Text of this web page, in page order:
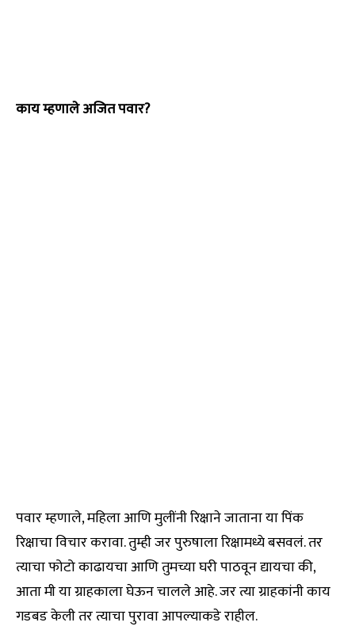
काय म्हणाले अजित पवार?
पवार म्हणाले, महिला आणि मुलींनी रिक्षाने जाताना या पिंक
रिक्षाचा विचार करावा. तुम्ही जर पुरुषाला रिक्षामध्ये बसवलं. तर
त्याचा फोटो काढायचा आणि तुमच्या घरी पाठवून द्यायचा की,
आता मी या ग्राहकाला घेऊन चालले आहे. जर त्या ग्राहकांनी काय
गडबड केली तर त्याचा पुरावा आपल्याकडे राहील.